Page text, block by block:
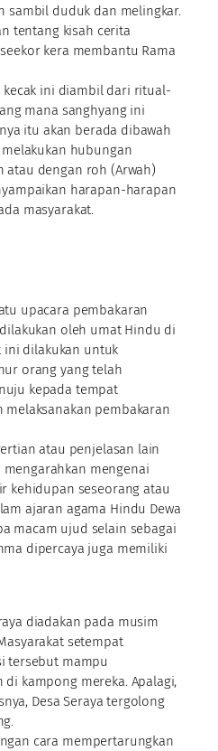
sambil duduk dan melingkar.
tentang kisah cerita
kera membantu Rama
ini diambil dari ritual-
mana sanghyang ini
itu akan berada dibawah
hubungan
atau dengan roh (Arwah)
harapan-harapan
masyarakat.
upacara pembakaran
oleh umat Hindu di
ini dilakukan untuk
orang yang telah
kepada tempat
pembakaran
atau penjelasan lain
mengenai
kehidupan seseorang atau
ajaran agama Hindu Dewa
macam ujud selain sebagai
dipercaya juga memiliki
diadakan pada musim
setempat
tersebut mampu
kampong mereka. Apalagi,
Desa Seraya tergolong
cara mempertarungkan